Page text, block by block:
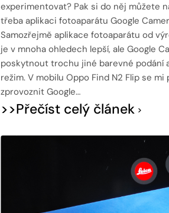
experimentovat? Pak si do něj můžete
třeba aplikaci fotoaparátu Google
Samozřejmě aplikace fotoaparátu od
je v mnoha ohledech lepší, ale Google
poskytnout trochu jiné barevné podání
režim. V mobilu Oppo Find N2 Flip se mi
zprovoznit Google…
>>Přečíst celý článek